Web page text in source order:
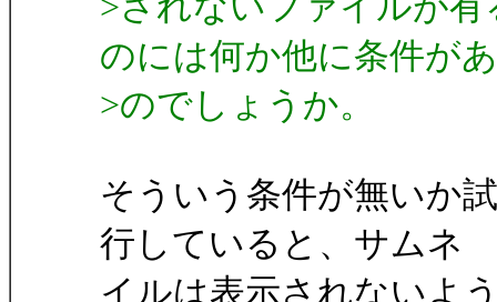
のには何か他に条件が
>のでしょうか。
そういう条件が無いか
行していると、サムネ
イルは表示されないよ